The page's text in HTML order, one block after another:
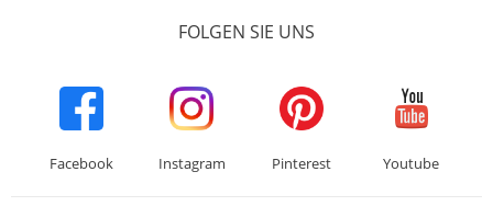
FOLGEN SIE UNS
Facebook Instagram Pinterest Youtube